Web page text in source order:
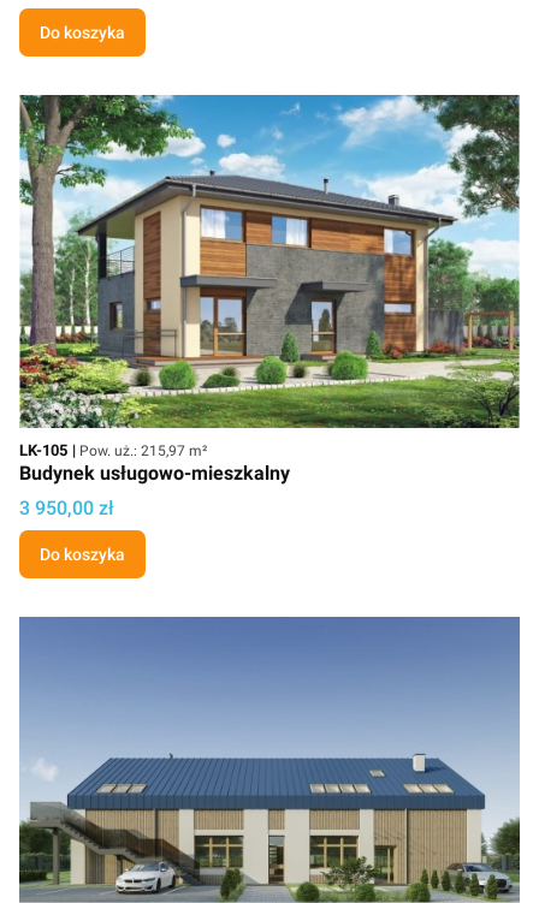
Do koszyka
Kod
LK-105 Powierzchnia użytkowa
Pow. uż.: 215,97 m²
Budynek usługowo-mieszkalny
Cena projektu
3 950,00 zł
Do koszyka